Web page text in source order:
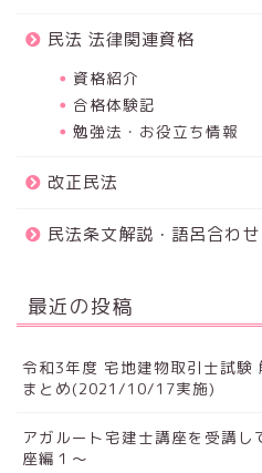
民法 法律関連資格
資格紹介
合格体験記
勉強法・お役立ち情報
改正民法
民法条文解説・語呂合わせ
最近の投稿
令和3年度 宅地建物取引士試験
まとめ(2021/10/17実施)
アガルート宅建士講座を受講
座編１～